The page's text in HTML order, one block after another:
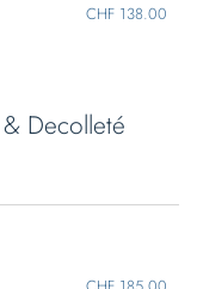
CHF 138.00
Decolleté